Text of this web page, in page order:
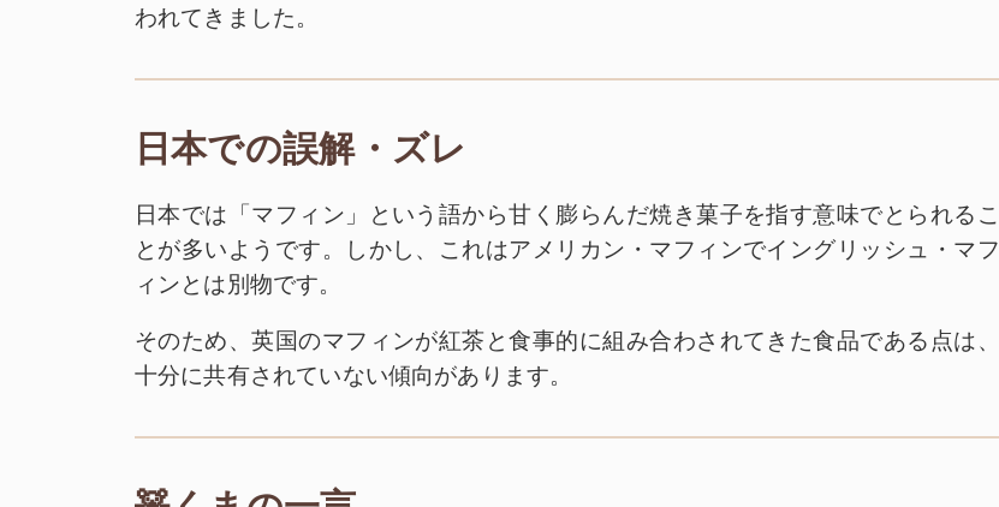
われてきました。
日本での誤解・ズレ
日本では「マフィン」という語から甘く膨らんだ焼き菓子を指す意味でとられるこ
とが多いようです。しかし、これはアメリカン・マフィンでイングリッシュ・マフ
ィンとは別物です。
そのため、英国のマフィンが紅茶と食事的に組み合わされてきた食品である点は、
十分に共有されていない傾向があります。